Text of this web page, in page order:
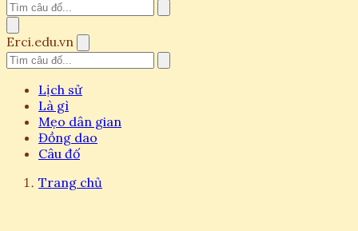
Erci.edu.vn
Lịch sử
Là gì
Mẹo dân gian
Đồng dao
Câu đố
Trang chủ